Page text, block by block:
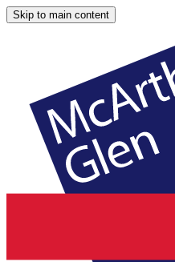
Skip to main content